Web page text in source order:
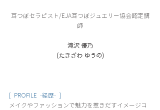
耳つぼセラピスト/EJA耳つぼジュエリー協会認定講
師
滝沢 優乃
(たきざわ ゆうの)
[  PROFILE  -経歴-  ]
メイクやファッションで魅力を惹きだすイメージコ